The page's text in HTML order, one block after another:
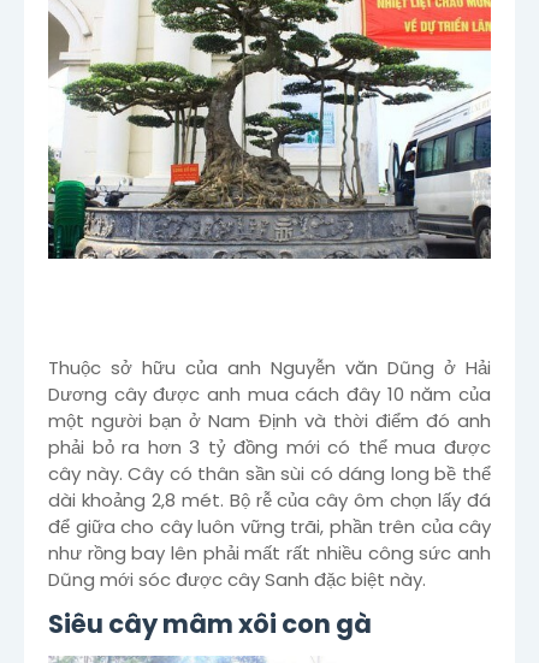
Thuộc sở hữu của anh Nguyễn văn Dũng ở Hải
Dương cây được anh mua cách đây 10 năm của
một người bạn ở Nam Định và thời điểm đó anh
phải bỏ ra hơn 3 tỷ đồng mới có thể mua được
cây này. Cây có thân sần sùi có dáng long bề thể
dài khoảng 2,8 mét. Bộ rễ của cây ôm chọn lấy đá
để giữa cho cây luôn vững trãi, phần trên của cây
như rồng bay lên phải mất rất nhiều công sức anh
Dũng mới sóc được cây Sanh đặc biệt này.
Siêu cây mâm xôi con gà